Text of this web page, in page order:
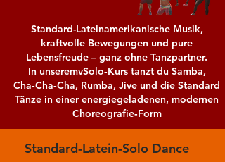
Standard-Lateinamerikanische Musik,
kraftvolle Bewegungen und pure
Lebensfreude – ganz ohne Tanzpartner.
In unseremvSolo‑Kurs tanzt du Samba,
Cha‑Cha‑Cha, Rumba, Jive und die Standard
Tänze in einer energiegeladenen, modernen
Choreografie‑Form
Standard-Latein-Solo Dance